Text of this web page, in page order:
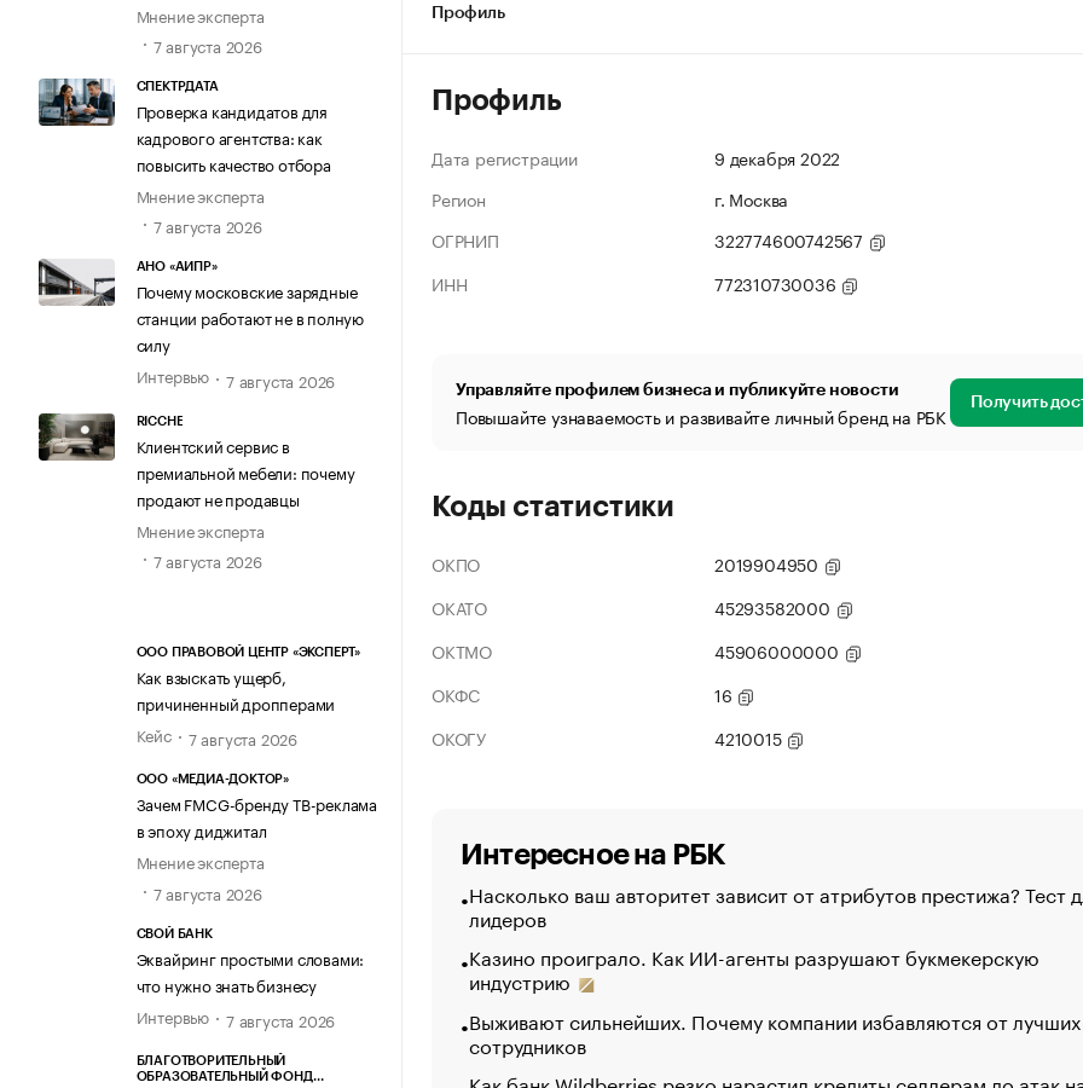
Мнение эксперта
7 августа 2026
СПЕКТРДАТА
Проверка кандидатов для
кадрового агентства: как
повысить качество отбора
Мнение эксперта
7 августа 2026
АНО «АИПР»
Почему московские зарядные
станции работают не в полную
силу
Интервью
7 августа 2026
RICCHE
Клиентский сервис в
премиальной мебели: почему
продают не продавцы
Мнение эксперта
7 августа 2026
ООО ПРАВОВОЙ ЦЕНТР «ЭКСПЕРТ»
Как взыскать ущерб,
причиненный дропперами
Кейс
7 августа 2026
ООО «МЕДИА-ДОКТОР»
Зачем FMCG-бренду ТВ-реклама
в эпоху диджитал
Мнение эксперта
7 августа 2026
СВОЙ БАНК
Эквайринг простыми словами:
что нужно знать бизнесу
Интервью
7 августа 2026
БЛАГОТВОРИТЕЛЬНЫЙ
ОБРАЗОВАТЕЛЬНЫЙ ФОНД
Профиль
Профиль
Дата регистрации
9 декабря 2022
Регион
г. Москва
ОГРНИП
322774600742567
ИНН
772310730036
Управляйте профилем бизнеса и публикуйте новости
Повышайте узнаваемость и развивайте личный бренд на РБК Получить
Коды статистики
ОКПО
2019904950
ОКАТО
45293582000
ОКТМО
45906000000
ОКФС
16
ОКОГУ
4210015
Интересное на РБК
Насколько ваш авторитет зависит от атрибутов престижа? Тест
лидеров
Казино проиграло. Как ИИ-агенты разрушают букмекерскую
индустрию
Выживают сильнейших. Почему компании избавляются от лучших
сотрудников